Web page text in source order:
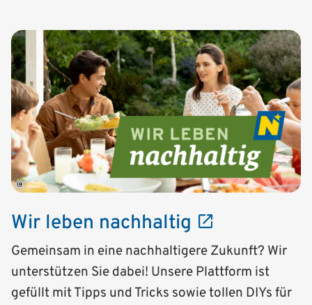
©
Wir leben nachhaltig
Gemeinsam in eine nachhaltigere Zukunft? Wir
unterstützen Sie dabei! Unsere Plattform ist
gefüllt mit Tipps und Tricks sowie tollen DIYs für